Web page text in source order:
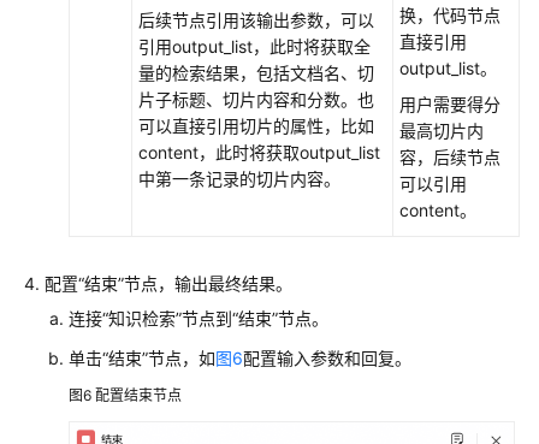
后续节点引用该输出参数，可以
引用output_list，此时将获取全
量的检索结果，包括文档名、切
片子标题、切片内容和分数。也
可以直接引用切片的属性，比如
content，此时将获取output_list
中第一条记录的切片内容。
换，代码节点
直接引用
output_list。
用户需要得分
最高切片内
容，后续节点
可以引用
content。
配置“结束”节点，输出最终结果。
连接“知识检索”节点到“结束”节点。
单击“结束”节点，如图6配置输入参数和回复。
图6 配置结束节点